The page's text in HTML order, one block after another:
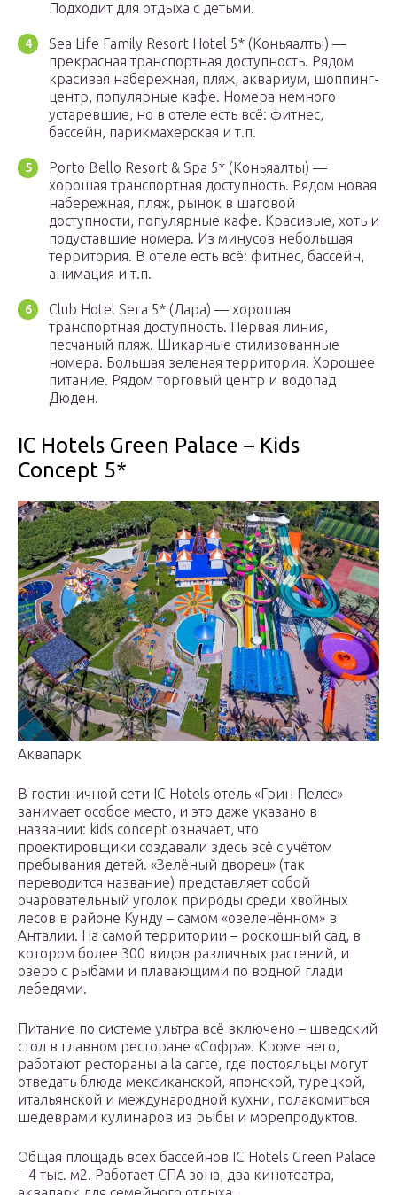
Подходит для отдыха с детьми.
Sea Life Family Resort Hotel 5* (Коньяалты) —
прекрасная транспортная доступность. Рядом
красивая набережная, пляж, аквариум, шоппинг-
центр, популярные кафе. Номера немного
устаревшие, но в отеле есть всё: фитнес,
бассейн, парикмахерская и т.п.
Porto Bello Resort & Spa 5* (Коньяалты) —
хорошая транспортная доступность. Рядом новая
набережная, пляж, рынок в шаговой
доступности, популярные кафе. Красивые, хоть и
подуставшие номера. Из минусов небольшая
территория. В отеле есть всё: фитнес, бассейн,
анимация и т.п.
Club Hotel Sera 5* (Лара) — хорошая
транспортная доступность. Первая линия,
песчаный пляж. Шикарные стилизованные
номера. Большая зеленая территория. Хорошее
питание. Рядом торговый центр и водопад
Дюден.
IC Hotels Green Palace – Kids
Concept 5*
Аквапарк
В гостиничной сети IC Hotels отель «Грин Пелес»
занимает особое место, и это даже указано в
названии: kids concept означает, что
проектировщики создавали здесь всё с учётом
пребывания детей. «Зелёный дворец» (так
переводится название) представляет собой
очаровательный уголок природы среди хвойных
лесов в районе Кунду – самом «озеленённом» в
Анталии. На самой территории – роскошный сад, в
котором более 300 видов различных растений, и
озеро с рыбами и плавающими по водной глади
лебедями.
Питание по системе ультра всё включено – шведский
стол в главном ресторане «Софра». Кроме него,
работают рестораны a la carte, где постояльцы могут
отведать блюда мексиканской, японской, турецкой,
итальянской и международной кухни, полакомиться
шедеврами кулинаров из рыбы и морепродуктов.
Общая площадь всех бассейнов IC Hotels Green Palace
– 4 тыс. м2. Работает СПА зона, два кинотеатра,